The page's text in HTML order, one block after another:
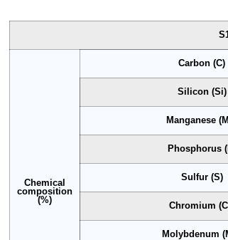
Chemical
composition
(%)
Carbon (C)
Silicon (Si)
Manganese
Phosphorus
Sulfur (S)
Chromium
Molybdenum